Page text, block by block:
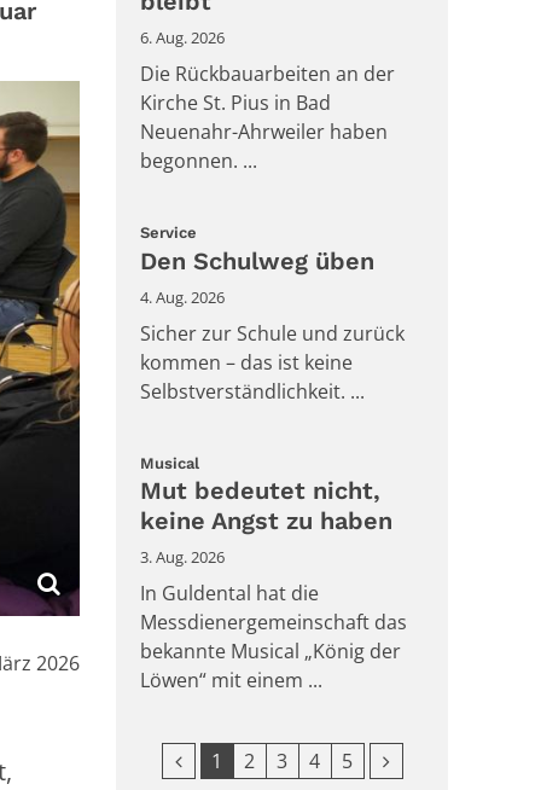
2026
6. Aug. 2026
Die Rückbauarbeiten an der
Kirche St. Pius in Bad
Neuenahr-Ahrweiler haben
begonnen. ...
Service
Den Schulweg üben
4. Aug. 2026
Sicher zur Schule und zurück
kommen – das ist keine
Selbstverständlichkeit. ...
Musical
Mut bedeutet nicht,
keine Angst zu haben
3. Aug. 2026
In Guldental hat die
Messdienergemeinschaft das
bekannte Musical „König der
Löwen“ mit einem ...
Vorherige Seite
1 2 3 4 5 Nächste Seite